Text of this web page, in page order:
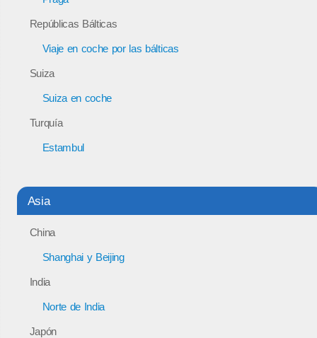
Repúblicas Bálticas
Viaje en coche por las bálticas
Suiza
Suiza en coche
Turquía
Estambul
Asia
China
Shanghai y Beijing
India
Norte de India
Japón